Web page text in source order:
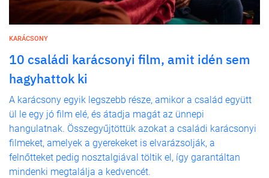
KARÁCSONY
10 családi karácsonyi film, amit idén sem
hagyhattok ki
A karácsony egyik legszebb része, amikor a család együtt
ül le egy jó film elé, és átadja magát az ünnepi
hangulatnak. Összegyűjtöttük azokat a családi karácsonyi
filmeket, amelyek a gyerekeket is elvarázsolják, a
felnőtteket pedig nosztalgiával töltik el, így garantáltan
mindenki megtalálja a kedvencét.